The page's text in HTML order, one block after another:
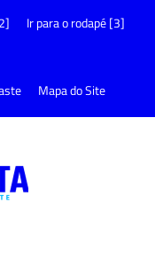
Ir para o rodapé [3]
Mapa do Site